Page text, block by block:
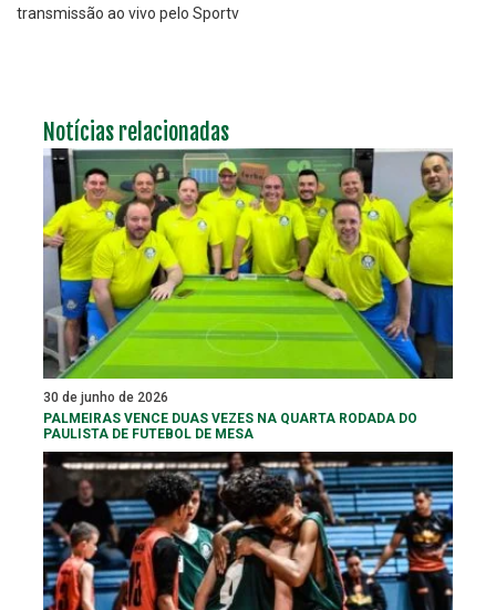
transmissão ao vivo pelo Sportv
Notícias relacionadas
30 de junho de 2026
PALMEIRAS VENCE DUAS VEZES NA QUARTA RODADA DO
PAULISTA DE FUTEBOL DE MESA